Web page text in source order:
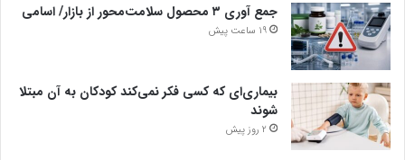
جمع آوری ۳ محصول سلامت‌محور از بازار/ اسامی
19 ساعت پیش
بیماری‌ای که کسی فکر نمی‌کند کودکان به آن مبتلا
شوند
2 روز پیش